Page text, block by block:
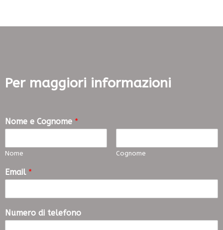
Per maggiori informazioni
Nome e Cognome *
Nome Cognome
Email *
Numero di telefono